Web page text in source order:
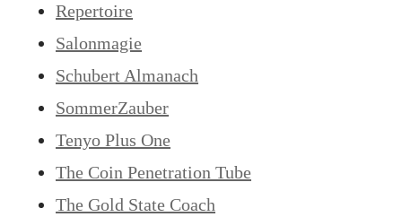
Repertoire
Salonmagie
Schubert Almanach
SommerZauber
Tenyo Plus One
The Coin Penetration Tube
The Gold State Coach